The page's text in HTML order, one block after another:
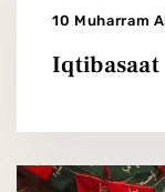
10 Muharram
Iqtibasaat